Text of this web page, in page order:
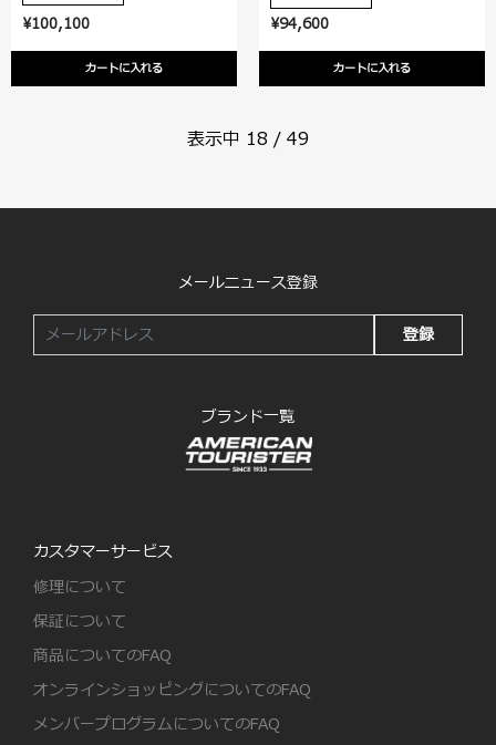
¥100,100
カートに入れる
¥94,600
カートに入れる
表示中 18 / 49
メールニュース登録
登録
ブランド一覧
カスタマーサービス
修理について
保証について
商品についてのFAQ
オンラインショッピングについてのFAQ
メンバープログラムについてのFAQ